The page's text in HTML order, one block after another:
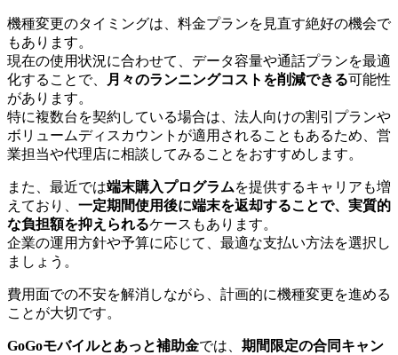
機種変更のタイミングは、料金プランを見直す絶好の機会で
もあります。
現在の使用状況に合わせて、データ容量や通話プランを最適
化することで、
月々のランニングコストを削減できる可能性
があります。
特に複数台を契約している場合は、法人向けの割引プランや
ボリュームディスカウントが適用されることもあるため、営
業担当や代理店に相談してみることをおすすめします。
また、最近では端末購入プログラムを提供するキャリアも増
えており、 一定期間使用後に端末を返却することで、実質的
な負担額を抑えられるケースもあります。
企業の運用方針や予算に応じて、最適な支払い方法を選択し
ましょう。
費用面での不安を解消しながら、計画的に機種変更を進める
ことが大切です。
GoGoモバイルとあっと補助金では、 期間限定の合同キャン